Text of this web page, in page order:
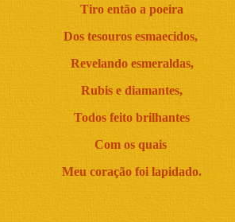
Tiro então a poeira
Dos tesouros esmaecidos,
Revelando esmeraldas,
Rubis e diamantes,
Todos feito brilhantes
Com os quais
Meu coração foi lapidado.